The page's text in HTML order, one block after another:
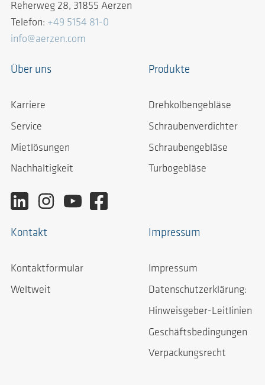
Reherweg 28, 31855 Aerzen
Telefon: +49 5154 81-0
info@aerzen.com
Über uns
Karriere
Service
Mietlösungen
Nachhaltigkeit
Produkte
Drehkolbengebläse
Schraubenverdichter
Schraubengebläse
Turbogebläse
Kontakt
Kontaktformular
Weltweit
Impressum
Impressum
Datenschutzerklärung:
Hinweisgeber-Leitlinien
Geschäftsbedingungen
Verpackungsrecht